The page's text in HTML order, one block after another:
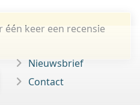
één keer een recensie
Nieuwsbrief
Contact